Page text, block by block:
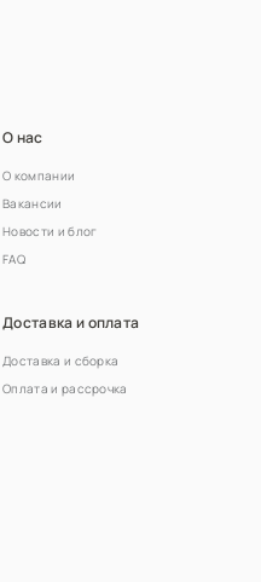
О нас
О компании
Вакансии
Новости и блог
FAQ
Доставка и оплата
Доставка и сборка
Оплата и рассрочка